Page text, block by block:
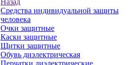
Назад
Средства индивидуальной защиты
человека
Очки защитные
Каски защитные
Щитки защитные
Обувь диэлектрическая
Перчатки диэлектрические